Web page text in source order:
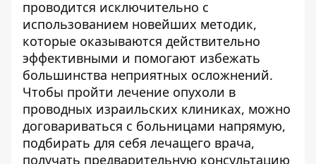
проводится исключительно с
использованием новейших методик,
которые оказываются действительно
эффективными и помогают избежать
большинства неприятных осложнений.
Чтобы пройти лечение опухоли в
проводных израильских клиниках, можно
договариваться с больницами напрямую,
подбирать для себя лечащего врача,
получать предварительную консультацию